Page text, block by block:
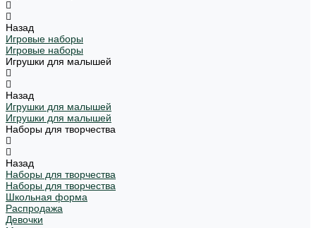
Назад
Игровые наборы
Игровые наборы
Игрушки для малышей
Назад
Игрушки для малышей
Игрушки для малышей
Наборы для творчества
Назад
Наборы для творчества
Наборы для творчества
Школьная форма
Распродажа
Девочки